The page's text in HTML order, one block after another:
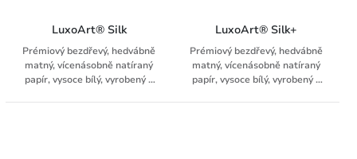
LuxoArt® Silk
Prémiový bezdřevý, hedvábně
matný, vícenásobně natíraný
papír, vysoce bílý, vyrobený z
LuxoArt® Silk+
Prémiový bezdřevý, hedvábně
matný, vícenásobně natíraný
papír, vysoce bílý, vyrobený z